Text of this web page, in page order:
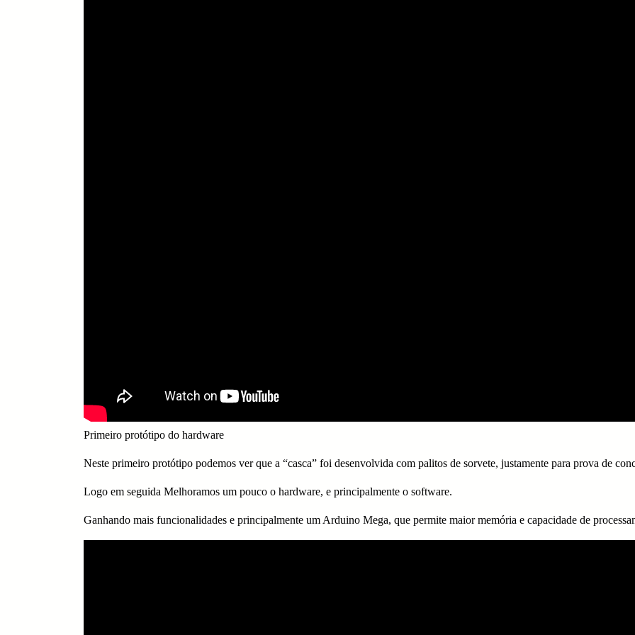
Primeiro protótipo do hardware
Neste primeiro protótipo podemos ver que a “casca” foi desenvolvida com palitos de sorvete, justamente para prova de
Logo em seguida Melhoramos um pouco o hardware, e principalmente o software.
Ganhando mais funcionalidades e principalmente um Arduino Mega, que permite maior memória e capacidade de